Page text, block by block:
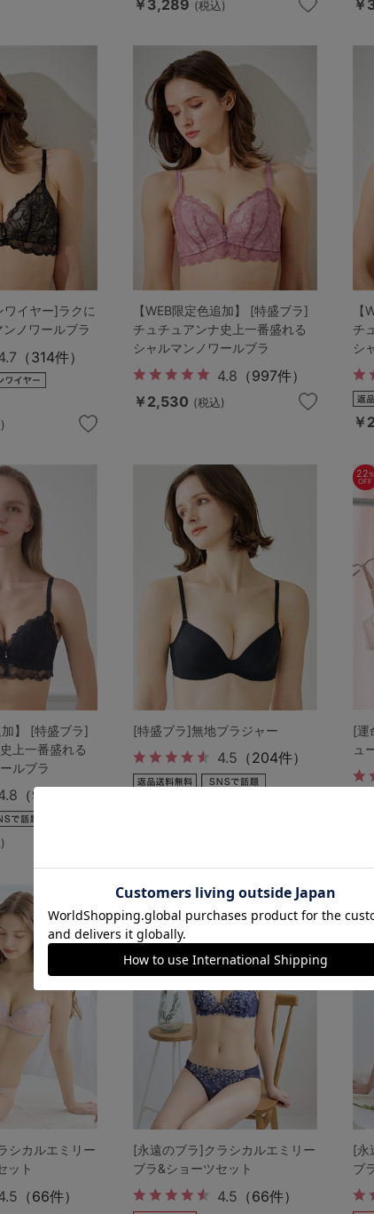
B80
C80
E80
検索を閉じる
￥3,289 (税込)
イヤー]ラクに
ノワールブラ
（314件）
【WEB限定色追加】 [特盛ブラ]
チュチュアンナ史上一番盛れる
シャルマンノワールブラ
4.8 （997件）
￥2,530 (税込)
チ
シ
￥
加】 [特盛ブラ]
上一番盛れる
ルブラ
（997件）
[特盛ブラ]無地ブラジャー
4.5 （204件）
22%
OFF
[運
ュ
シカルエミリー
ット
（66件）
22%
[永遠のブラ]クラシカルエミリー
ブラ&ショーツセット
4.5 （66件）
[永
ブ